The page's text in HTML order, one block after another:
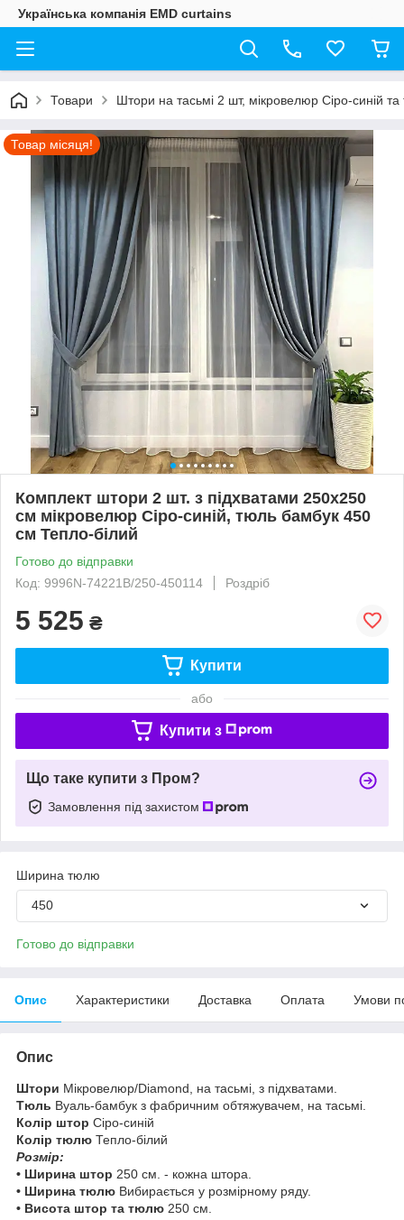
Українська компанія EMD curtains
Товари Штори на тасьмі 2 шт, мікровелюр Сіро-синій
Товар місяця!
Комплект штори 2 шт. з підхватами 250х250
см мікровелюр Сіро-синій, тюль бамбук 450
см Тепло-білий
Готово до відправки
Код: 9996N-74221B/250-450114
Роздріб
5 525 ₴
Купити
або
Купити з
Що таке купити з Пром?
Замовлення під захистом
Ширина тюлю
450
Готово до відправки
Опис Характеристики Доставка Оплата Умови
Опис
Штори Мікровелюр/Diamond, на тасьмі, з підхватами.
Тюль Вуаль-бамбук з фабричним обтяжувачем, на тасьмі.
Колір штор Сіро-синій
Колір тюлю Тепло-білий
Розмір:
• Ширина штор 250 см. - кожна штора.
• Ширина тюлю Вибирається у розмірному ряду.
• Висота штор та тюлю 250 см.